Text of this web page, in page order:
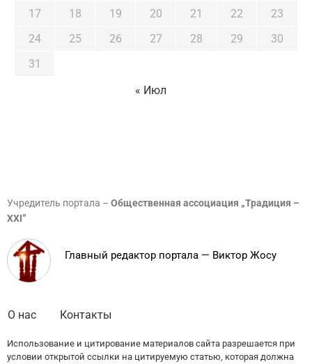
17
18 19 20 21 22
23
24
25 26 27 28 29
30
31
« Июл
Учредитель портала – Общественная ассоциация „Традиция –
XXI”
Главный редактор портала — Виктор Жосу
О нас Контакты
Использование и цитирование материалов сайта разрешается при
условии открытой ссылки на цитируемую статью, которая должна